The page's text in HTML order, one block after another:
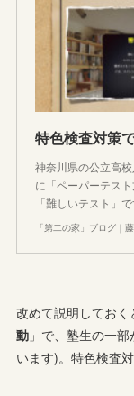
特色検査対策
神奈川県の公立高
に「ペーパーテス
「難しいテスト」
「第二の家」ブログ｜
改めて説明してお
動 」で、塾生の一
います)。特色検査